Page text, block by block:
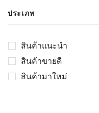
ประเภท
สินค้าแนะนำ
สินค้าขายดี
สินค้ามาใหม่